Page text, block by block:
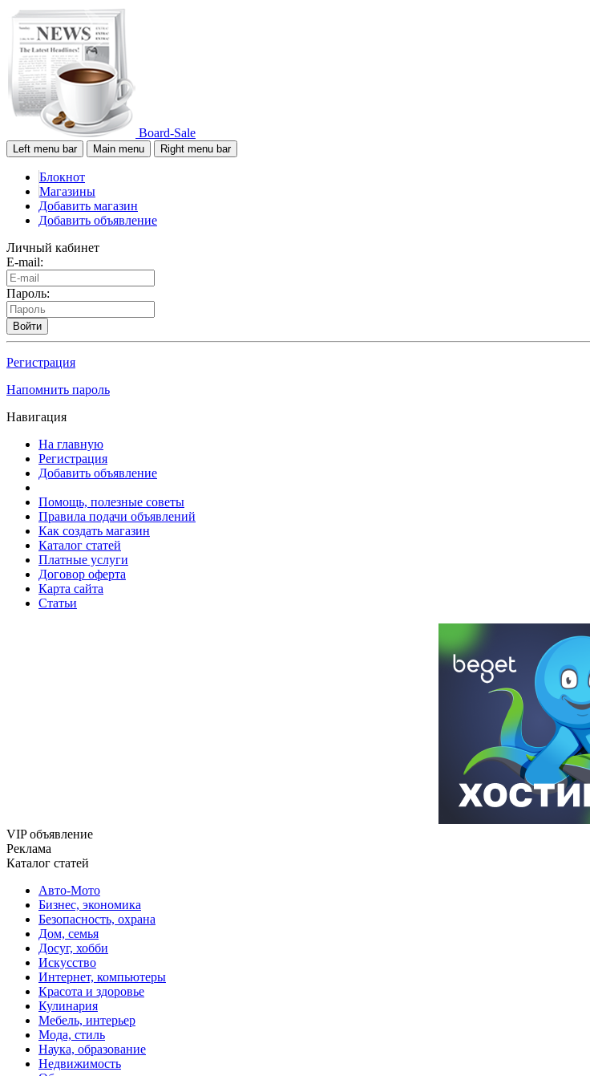
Board-Sale
Left menu bar Main menu Right menu bar
Блокнот
Магазины
Добавить магазин
Добавить объявление
Личный кабинет
E-mail:
Пароль:
Войти
Регистрация
Напомнить пароль
Навигация
На главную
Регистрация
Добавить объявление
Помощь, полезные советы
Правила подачи объявлений
Как создать магазин
Каталог статей
Платные услуги
Договор оферта
Карта сайта
Статьи
VIP объявление
Реклама
Каталог статей
Авто-Мото
Бизнес, экономика
Безопасность, охрана
Дом, семья
Досуг, хобби
Искусство
Интернет, компьютеры
Красота и здоровье
Кулинария
Мебель, интерьер
Мода, стиль
Наука, образование
Недвижимость